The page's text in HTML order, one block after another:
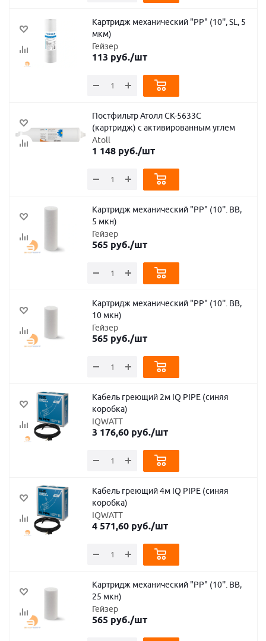
Картридж механический "PP" (10'', SL, 5
мкм)
Гейзер
113 руб./шт
Постфильтр Атолл СК-5633С
(картридж) с активированным углем
Atoll
1 148руб./шт
Картридж механический "PP" (10''. BB,
5 мкн)
Гейзер
565руб./шт
Картридж механический "PP" (10''. BB,
10 мкн)
Гейзер
565руб./шт
Кабель греющий 2м IQ PIPE (синяя
коробка)
IQWATT
3 176,60руб./шт
Кабель греющий 4м IQ PIPE (синяя
коробка)
IQWATT
4 571,60руб./шт
Картридж механический "PP" (10''. BB,
25 мкн)
Гейзер
565руб./шт